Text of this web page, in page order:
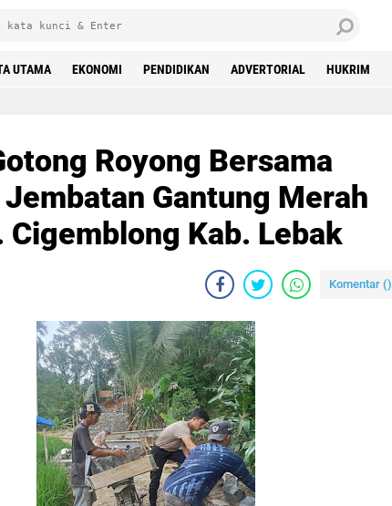
UTAMA EKONOMI PENDIDIKAN ADVERTORIAL HUKRIM
Royong Bersama
Gantung Merah
Kab. Lebak
Komentar ()